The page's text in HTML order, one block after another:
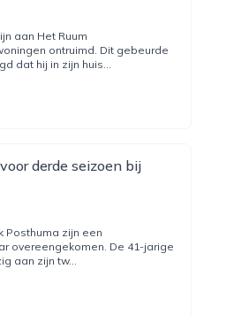
aan Het Ruum
ontruimd. Dit gebeurde
dat hij in zijn huis...
derde seizoen bij
Posthuma zijn een
overeengekomen. De 41-jarige
aan zijn tw...